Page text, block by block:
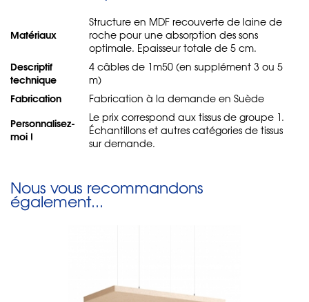
Matériaux
Structure en MDF recouverte de laine de
roche pour une absorption des sons
optimale. Epaisseur totale de 5 cm.
Descriptif
technique
4 câbles de 1m50 (en supplément 3 ou 5
m)
Fabrication Fabrication à la demande en Suède
Personnalisez-
moi !
Le prix correspond aux tissus de groupe 1.
Échantillons et autres catégories de tissus
sur demande.
Nous vous recommandons
également...